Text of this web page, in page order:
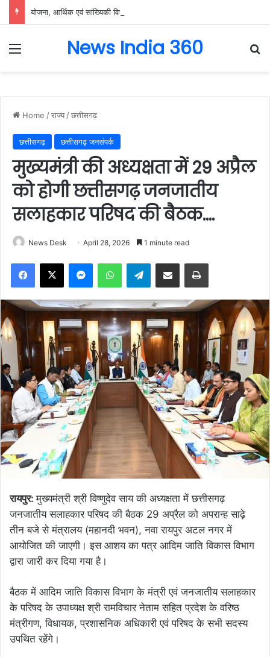
Menu News India 360
Home /राज्य /छत्तीसगढ़
छत्तीसगढ़ छत्तीसगढ़ जनसंपर्क
मुख्यमंत्री की अध्यक्षता में 29 अप्रैल
को होगी छत्तीसगढ़ जनजातीय
सलाहकार परिषद की बैठक….
News Desk April 28, 2026 1 minute read
Facebook
X MessengerWhatsAppTelegramShare via Email Print
रायपुर:मुख्यमंत्री श्री विष्णुदेव साय की अध्यक्षता में छत्तीसगढ़
जनजातीय सलाहकार परिषद की बैठक 29 अप्रैल को अपरान्ह साढ़े
तीन बजे से मंत्रालय (महानदी भवन), नवा रायपुर अटल नगर में
आयोजित की जाएगी। इस आशय का पत्र आदिम जाति विकास विभाग
द्वारा जारी कर दिया गया है।
बैठक में आदिम जाति विकास विभाग के मंत्री एवं जनजातीय सलाहकार
के परिषद के उपाध्यक्ष श्री रामविचार नेताम सहित प्रदेश के वरिष्ठ
मंत्रीगण, विधायक, प्रशासनिक अधिकारी एवं परिषद के सभी सदस्य
उपथित रहेंगे।